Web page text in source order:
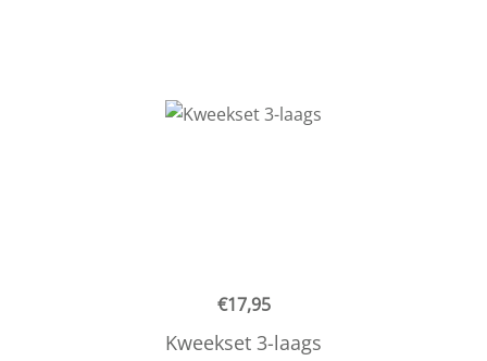
€17,95
Kweekset 3-laags